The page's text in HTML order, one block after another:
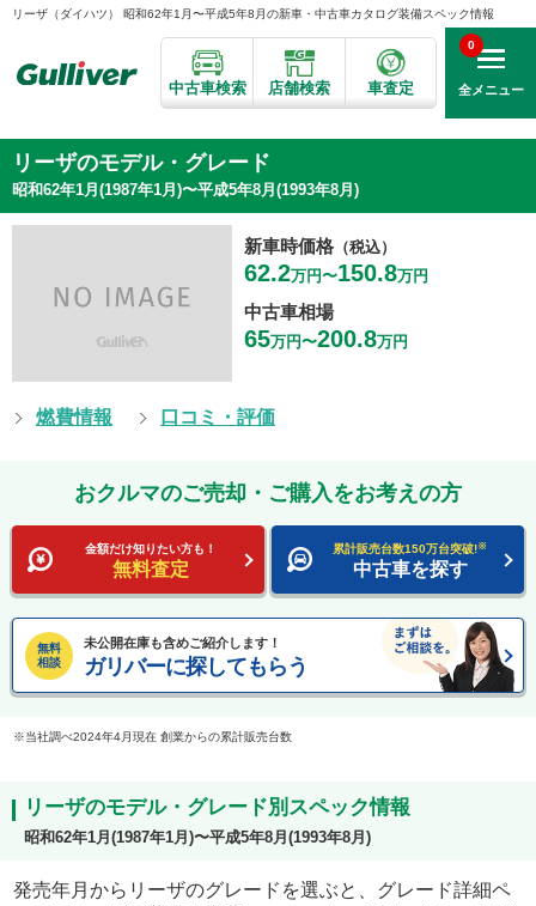
リーザ（ダイハツ） 昭和62年1月〜平成5年8月の新車・中古車カタログ装備スペック情報
中古車検索 店舗検索 車査定 全メニュー
0
リーザのモデル・グレード
昭和62年1月(1987年1月)〜平成5年8月(1993年8月)
新車時価格 （税込）
62.2万円〜150.8万円
中古車相場
65万円〜200.8万円
燃費情報 口コミ・評価
おクルマのご売却・ご購入をお考えの方
金額だけ知りたい方も！
無料査定
累計販売台数150万台突破!※
中古車を探す
無料
相談
未公開在庫も含めご紹介します！
ガリバーに探してもらう
当社調べ2024年4月現在 創業からの累計販売台数
リーザのモデル・グレード別スペック情報
昭和62年1月(1987年1月)〜平成5年8月(1993年8月)
発売年月からリーザのグレードを選ぶと、グレード詳細ペ